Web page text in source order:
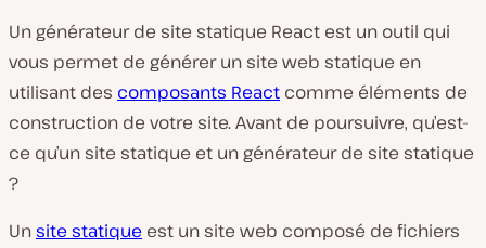
Un générateur de site statique React est un outil qui
vous permet de générer un site web statique en
utilisant des composants React comme éléments de
construction de votre site. Avant de poursuivre, qu’est-
ce qu’un site statique et un générateur de site statique
?
Unsite statique est un site web composé de fichiers